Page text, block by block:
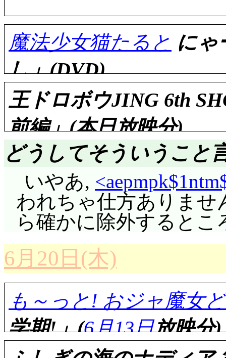
委員長? (^^;;;
か(^^;;; 二人あや取り
「摂は女心を分かっ
すから当然でしょう
方ではないかと。妖
ていない楽屋オチの
ではなく単なる「ど
様。楓って素直ない
翌日, 早速摂に謝る
こは一発, 第2話以来
はなくて(あれだって
おうと。リルム, ちゃ
でも, 今やムルモに今
すな(^^;;; ああ, 松竹
れている(^^;;;;;;;
リルムって一体何歳
もファストフード店
家より中川家の雰囲
だしなみを整えたと
へとなっていた。今
いた陽子は急に恥ず
太は, 陽子が景王とな
が, 陽子はただ自分の
いよう, 日本へ帰りた
に, 十二国での王の存
かせる。同じ頃, 壁落
いた。……出ました人
が人型を見せていた
れたな。さて, この十
かされた。王となっ
とができるが, 国を捨
ため近く麒麟は死に,
だが陽子は, 命を失い
なく, 自分の為すべき
る。こういうところ
砲門すら開放したと
を離脱する。カリー
話交渉を行った末で
ンス准将が「閣下」
あるけど, まず間違い
頂点の人だと何かゴ
惑通りになるのは許
ヴェノムの手から逃
が, まったく身動きが
レストとヴェノムが
動き出し, フライト・
自殺行為だと叱責す
の操作によるもので
かなめ, させている大
いく」と微笑む。滑
宗介はかなめの思惑
まで移動しワイヤを
は放映時非常に気に
とせちゃんの顔も直
に……
こがね屋でうたたね
少し閉じている。
庵がテレビに目を向
行き倒れを発見し
る。
お食事が消えていな
る)。
杏子に追われるた
(追記: 勘違いだった4
詳細な感想は
参照。
さていよいよ物語も
の恋」話, 「キンカの
隊」話が一気に押し
に前者ほどきちんと
わり方をします。……
る「キンカの姫猫伝
かと思うけど(^^;;;
最終3にゃーのはも
ので修正箇所はほと
け。喪中の杏子が引
のが白に変わってま
まっているので統一
一した方が良かった
修正されたのなら, 次
きるかな。
評価……☆☆☆☆☆(前回
詳細な感想は
照。
予想通り, 台詞が落
てありました。たる
分間が長くなってバ
所, シャルロッテちゃ
わっていますね。TV
DVD版では肩から脱
いいと思う……わざと
かな。でもそれを言
方が。
今回の白眉は, 大活
庵の「物じゃない心
とのじゃれ合いでし
魔法少女猫たると にゃ
し」(DVD)
評価……☆☆☆☆☆+(前
詳細な感想は
照。
話数が増えたわけじ
の改編はありません
箇所だって, みんな作
わけにはいかないん
尻切れなのや, キンカ
はわからないままで
それでも何で評価「
王ドロボウJING 6th
前編」(本日放映分)
評価……☆☆☆☆(前回
相変わらず強制スク
はまあついて行けた
ですか……ああ, 今日
ら脳裏に残りまくる
ポスティーノの言葉
ら死ぬ者もいないと
次回後編。何やら期
どうしてそういうこと
いやあ,
われちゃ仕方ありませ
ら確かに除外するとこ
6月20日(木)
も～っと! おジャ魔女
学期!」(6月13日放映分)